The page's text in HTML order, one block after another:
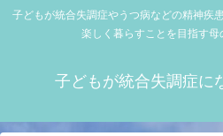
子どもが統合失調症やうつ病などの精神疾
楽しく暮らすことを目指す母
子どもが統合失調症に